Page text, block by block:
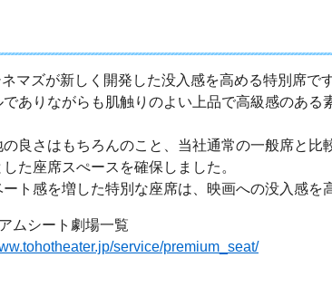
マズが新しく開発した没入感を高める特別席です
でありながらも肌触りのよい上品で高級感のある
の良さはもちろんのこと、当社通常の一般席と比
た座席スぺースを確保しました。
ト感を増した特別な座席は、映画への没入感を
ムシート劇場一覧
service/premium_seat/